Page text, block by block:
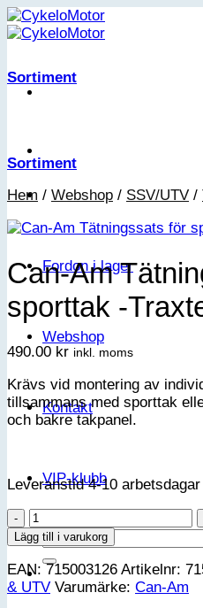
Skip
to
Fordon i lager
Webshop
Kontakt
VIP-klubb
Sök
efter:
Sortiment
Sortiment
Hem / Webshop / SSV/UTV /
Can-Am
sporttak -
490.00 kr inkl. moms
Krävs vid montering av
tillsammans med sporttak
och bakre takpanel.
Leveranstid 4-10 arbetsdagar
Can-
Am
Tätningssats
för
sporttak
Lägg till i varukorg
EAN:715003126 Artikelnr:
& UTV Varumärke: Can-Am